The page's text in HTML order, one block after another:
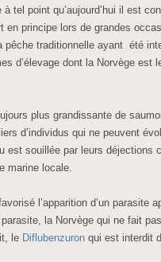
tel point qu’aujourd’hui il est
en principe lors de grandes
pêche traditionnelle ayant été
d’élevage dont la Norvège est
plus grandissante de
d’individus qui ne peuvent
est souillée par leurs déjections
marine locale.
l’apparition d’un parasite
la Norvège qui ne fait
le Diflubenzuron qui est interdit